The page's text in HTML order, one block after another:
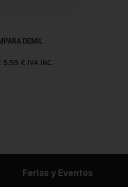
DEMIL
5,59 € IVA INC.
Ferias y Eventos